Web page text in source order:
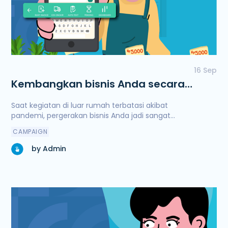
16 Sep
Kembangkan bisnis Anda secara
online dengan cepat dan mudah
dengan Selly
Saat kegiatan di luar rumah terbatasi akibat
pandemi, pergerakan bisnis Anda jadi sangat
kemudian mengharuskan bisnis Anda untuk
beradaptasi dan beralih jadi berbasis online
CAMPAIGN
by Admin